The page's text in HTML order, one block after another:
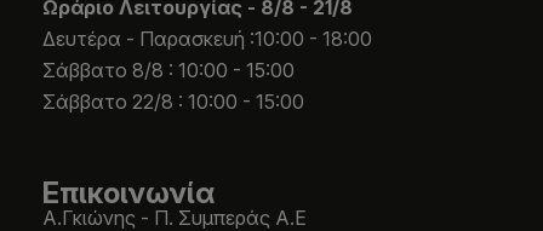
Ωράριο Λειτουργίας - 8/8 - 21/8
Δευτέρα - Παρασκευή :10:00 - 18:00
Σάββατο 8/8 : 10:00 - 15:00
Σάββατο 22/8 : 10:00 - 15:00
Επικοινωνία
Α.Γκιώνης - Π. Συμπεράς Α.Ε